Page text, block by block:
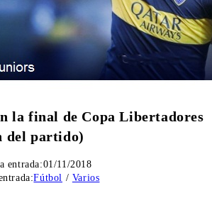
la final de Copa Libertadores
del partido)
entrada:01/11/2018
Fútbol / Varios